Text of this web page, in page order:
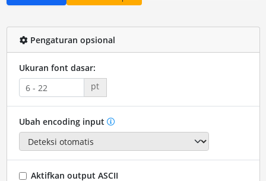
Pengaturan opsional
Ukuran font dasar:
pt
Ubah encoding input
Aktifkan output ASCII